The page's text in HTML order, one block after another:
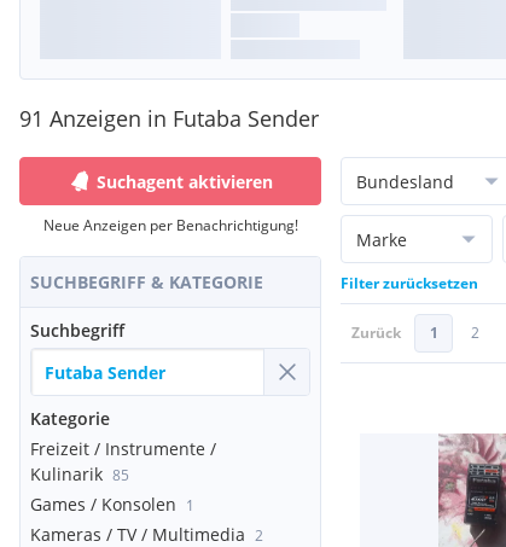
91 Anzeigen in Futaba Sender
Suchagent aktivieren
Neue Anzeigen per Benachrichtigung!
SUCHBEGRIFF & KATEGORIE
Suchbegriff
Kategorie
Freizeit / Instrumente /
Kulinarik 85
Games / Konsolen 1
Kameras / TV / Multimedia 2
Bundesland
Marke
Filter zurücksetzen
Zurück 1 2